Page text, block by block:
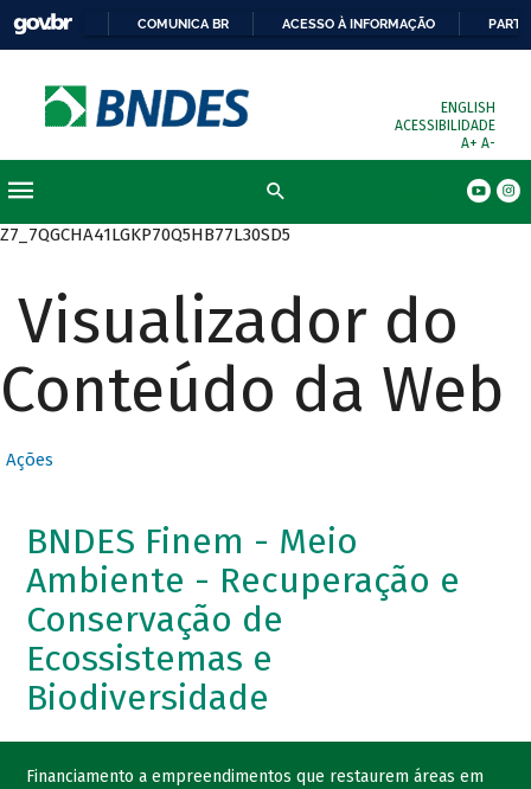
COMUNICA BR ACESSO À INFORMAÇÃO
ENGLISH
ACESSIBILIDADE
A+ A-
Z7_7QGCHA41LGKP70Q5HB77L30SD5
Visualizador do
Conteúdo da Web
Ações
BNDES Finem - Meio
Ambiente - Recuperação e
Conservação de
Ecossistemas e
Biodiversidade
Financiamento a empreendimentos que restaurem áreas em